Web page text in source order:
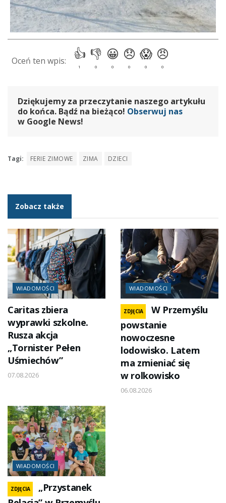
Dziękujemy za przeczytanie naszego artykułu
do końca. Bądź na bieżąco! Obserwuj nas
w Google News!
Tagi: FERIE ZIMOWE ZIMA DZIECI
Zobacz także
WIADOMOŚCI
Caritas zbiera
wyprawki szkolne.
Rusza akcja
„Tornister Pełen
Uśmiechów”
07.08.2026
WIADOMOŚCI
ZDJĘCIA
W Przemyślu
powstanie
nowoczesne
lodowisko. Latem
ma zmieniać się
w rolkowisko
06.08.2026
WIADOMOŚCI
ZDJĘCIA
„Przystanek